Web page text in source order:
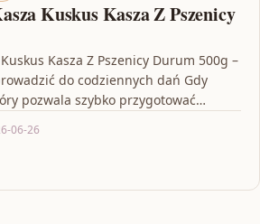
Kuskus Kasza Z Pszenicy
Kasza Z Pszenicy Durum 500g –
do codziennych dań Gdy
pozwala szybko przygotować
06-26